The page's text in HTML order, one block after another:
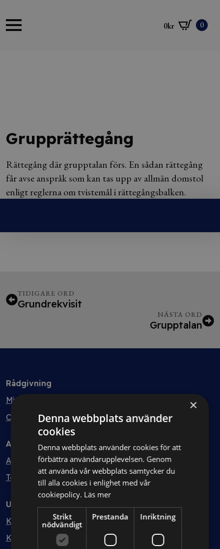
0kr 0
Grupprättegång
Rättegång där grupptalan förs. En sådan rättegång
får avse anspråk som kan tas upp av allmän domstol
enligt reglerna om tvistemål i rättegångsbalken.
TIDIGARE ORD
Grundrekvisit
NÄSTA ORD
Grupptalan
Rådgivning
Min bolagsjurist
Ombud
Avtal
Avtalshantering
Testa kostnadsfritt
Utbildning
Kurser
Kurspaket
×
Denna webbplats använder
cookies
Denna webbplats använder cookies för att
förbättra användarupplevelsen. Genom
att använda vår webbplats samtycker du
till alla cookies i enlighet med vår
cookiepolicy. Läs mer
Strikt
nödvändigt
Prestanda Inriktning